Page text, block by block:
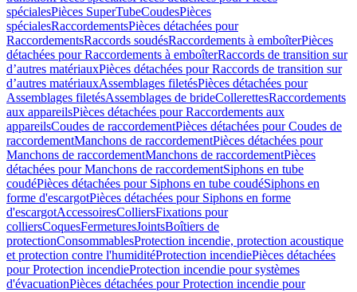
spécialesPièces SuperTubeCoudesPièces
spécialesRaccordementsPièces détachées pour
RaccordementsRaccords soudésRaccordements à emboîterPièces
détachées pour Raccordements à emboîterRaccords de transition sur
d’autres matériauxPièces détachées pour Raccords de transition sur
d’autres matériauxAssemblages filetésPièces détachées pour
Assemblages filetésAssemblages de brideCollerettesRaccordements
aux appareilsPièces détachées pour Raccordements aux
appareilsCoudes de raccordementPièces détachées pour Coudes de
raccordementManchons de raccordementPièces détachées pour
Manchons de raccordementManchons de raccordementPièces
détachées pour Manchons de raccordementSiphons en tube
coudéPièces détachées pour Siphons en tube coudéSiphons en
forme d'escargotPièces détachées pour Siphons en forme
d'escargotAccessoiresColliersFixations pour
colliersCoquesFermeturesJointsBoîtiers de
protectionConsommablesProtection incendie, protection acoustique
et protection contre l'humiditéProtection incendiePièces détachées
pour Protection incendieProtection incendie pour systèmes
d'évacuationPièces détachées pour Protection incendie pour